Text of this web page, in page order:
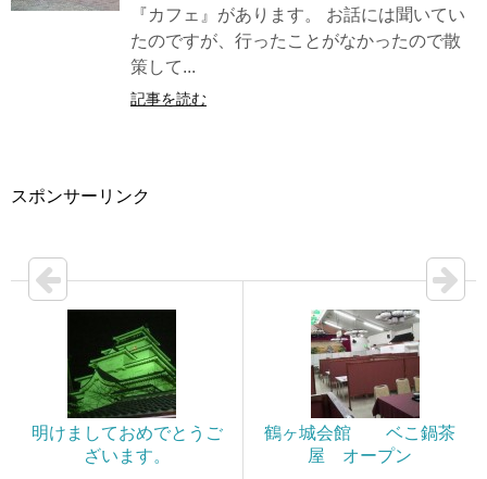
『カフェ』があります。 お話には聞いてい
たのですが、行ったことがなかったので散
策して...
記事を読む
スポンサーリンク
明けましておめでとうご
ざいます。
鶴ヶ城会館 ベこ鍋茶
屋 オープン